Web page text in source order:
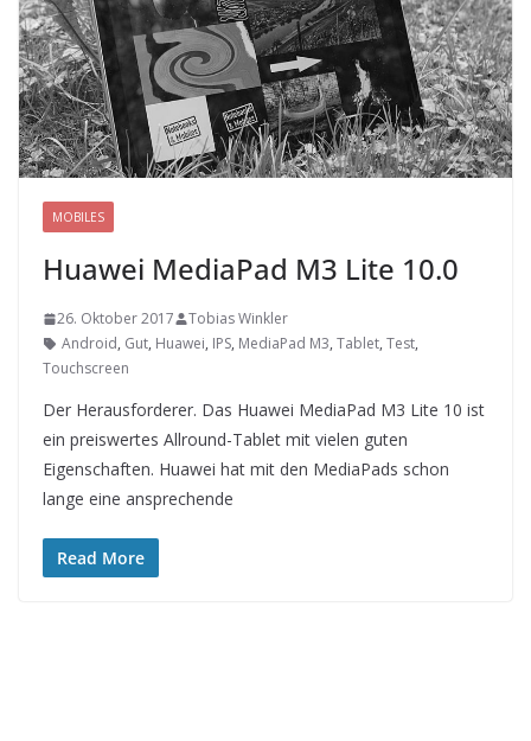
MOBILES
Huawei MediaPad M3 Lite 10.0
26. Oktober 2017
Tobias Winkler
Android, Gut, Huawei, IPS, MediaPad M3, Tablet, Test,
Touchscreen
Der Herausforderer. Das Huawei MediaPad M3 Lite 10 ist
ein preiswertes Allround-Tablet mit vielen guten
Eigenschaften. Huawei hat mit den MediaPads schon
lange eine ansprechende
Read More